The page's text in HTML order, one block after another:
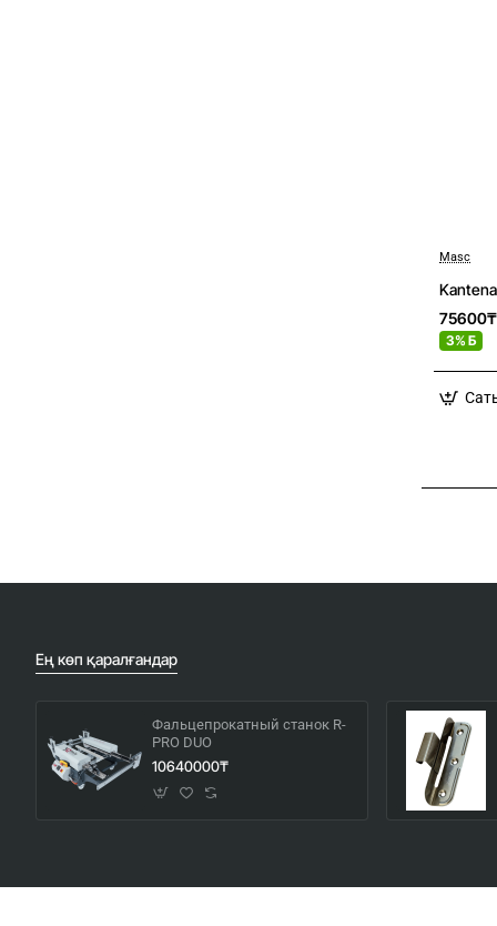
Masc
75600₸
3% Б
Ең көп қаралғандар
Фальцепрокатный станок R-
PRO DUO
10640000₸